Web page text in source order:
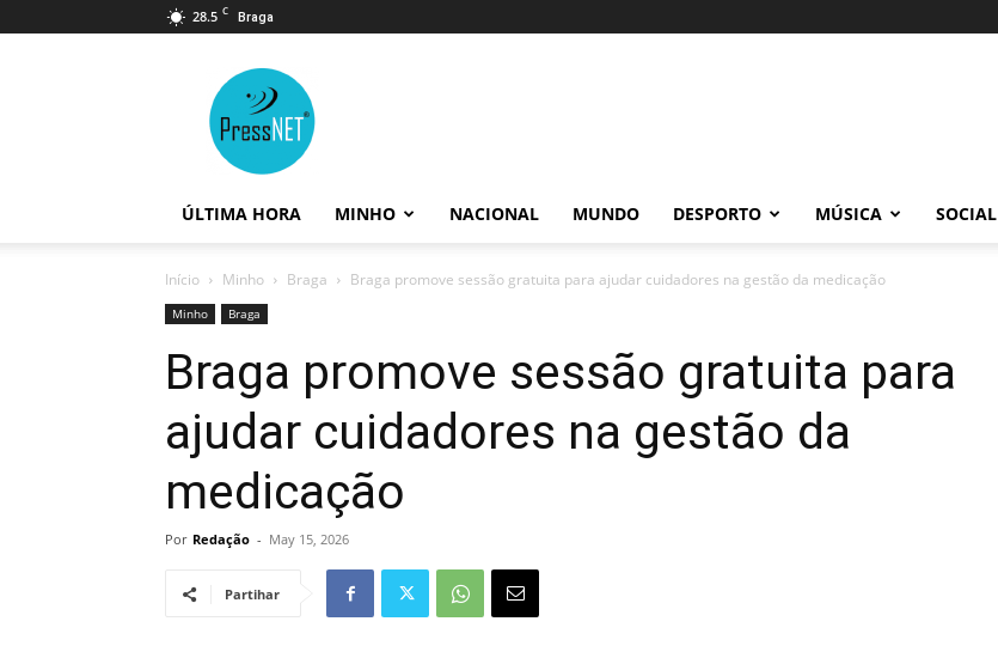
28.5 C Braga
ÚLTIMA HORA MINHO NACIONAL MUNDO DESPORTO MÚSICA SOCIAL
Início Minho Braga Braga promove sessão gratuita para ajudar cuidadores na gestão da medicação
Minho Braga
Braga promove sessão gratuita para
ajudar cuidadores na gestão da
medicação
Por Redação - May 15, 2026
Partihar